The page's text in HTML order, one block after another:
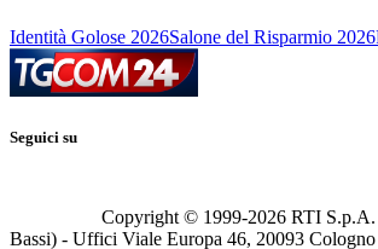
Identità Golose 2026Salone del Risparmio 2026
Seguici su
Copyright © 1999-2026 RTI S.p.A.
Bassi) - Uffici Viale Europa 46, 20093